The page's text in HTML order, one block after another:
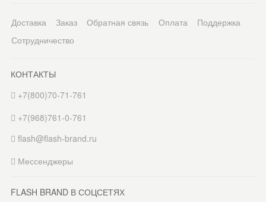
Доставка Заказ Обратная связь Оплата
Поддержка
Сотрудничество
КОНТАКТЫ
+7(800)70-71-761
+7(968)761-0-761
flash@flash-brand.ru
Мессенджеры
FLASH BRAND В СОЦСЕТЯХ